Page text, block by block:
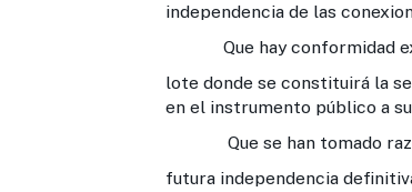
independencia de las
Que hay conformidad
lote donde se constituirá la
en el instrumento público a
Que se han tomado
futura independencia